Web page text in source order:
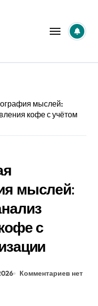
мыслей:
кофе с учётом
мыслей:
с
Комментариев нет